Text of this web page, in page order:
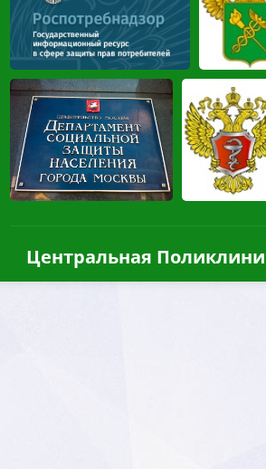
Центральная